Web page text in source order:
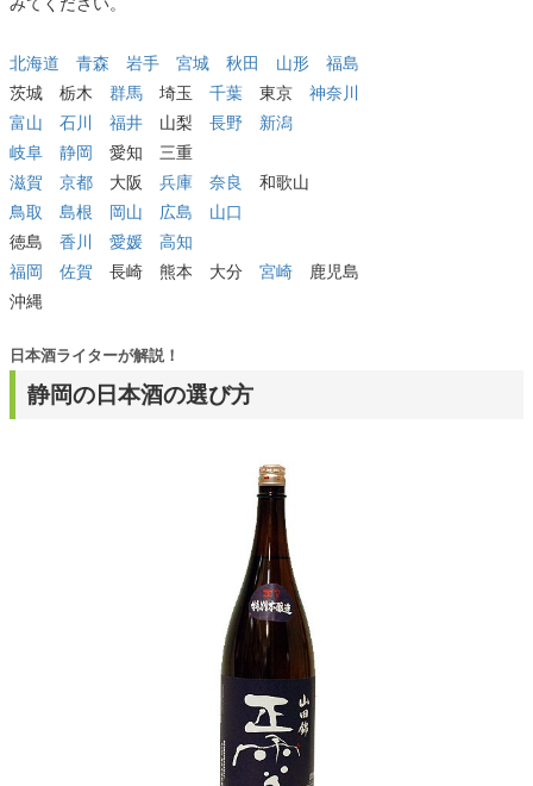
北海道 青森 岩手 宮城 秋田 山形
福島
茨城 栃木 群馬 埼玉 千葉 東京 神奈川
富山
石川 福井 山梨 長野
新潟
岐阜
静岡
愛知 三重
滋賀
京都 大阪 兵庫 奈良
和歌山
鳥取
島根 岡山 広島
山口
徳島 香川 愛媛
高知
福岡
佐賀 長崎 熊本 大分 宮崎 鹿児島
沖縄
静岡の日本酒の選び方
日本酒ライターが解説！